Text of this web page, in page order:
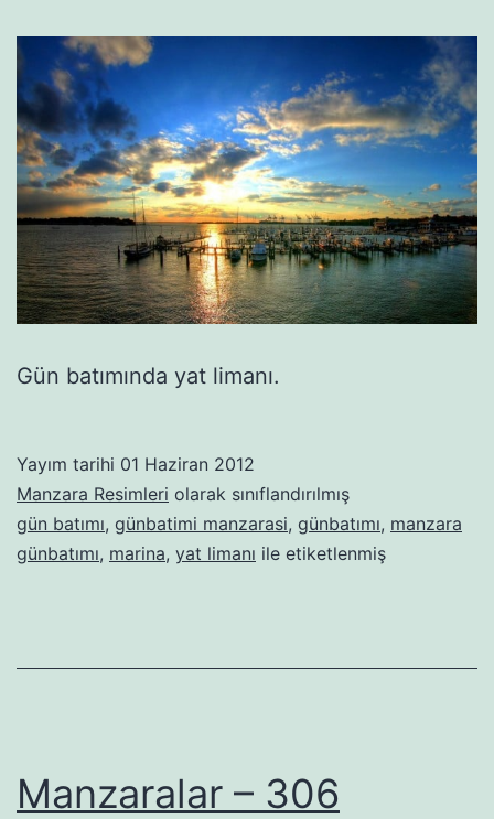
Gün batımında yat limanı.
Yayım tarihi 01 Haziran 2012
Manzara Resimleri olarak sınıflandırılmış
gün batımı, günbatimi manzarasi, günbatımı, manzara
günbatımı, marina, yat limanı ile etiketlenmiş
Manzaralar – 306